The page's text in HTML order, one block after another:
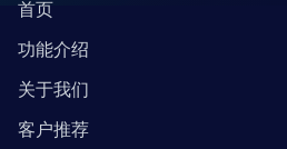
首页
功能介绍
关于我们
客户推荐